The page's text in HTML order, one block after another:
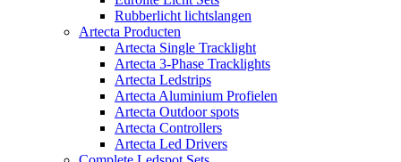
Rubberlicht lichtslangen
Artecta Producten
Artecta Single Tracklight
Artecta 3-Phase Tracklights
Artecta Ledstrips
Artecta Aluminium Profielen
Artecta Outdoor spots
Artecta Controllers
Artecta Led Drivers